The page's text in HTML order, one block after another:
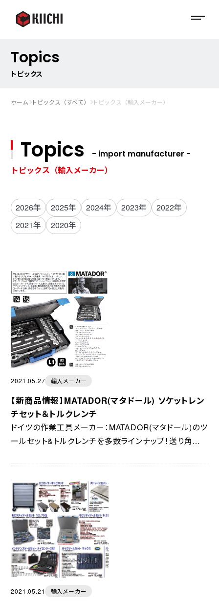
Topics
トピックス
ホーム トピックス（すべて） トピックス（輸入メーカー）
Topics
- import manufacturer -
トピックス（輸入メーカー）
2026年 2025年 2024年 2023年
2022年
2021年
2020年
2021.05.27 輸入メーカー
【新商品情報】MATADOR(マタドール) ソケットレン
チセット＆トルクレンチ
ドイツの作業工具メーカー：MATADOR(マタドール)のツ
ールセット&トルクレンチを多数ラインナップ！送り角度
2021.05.21 輸入メーカー